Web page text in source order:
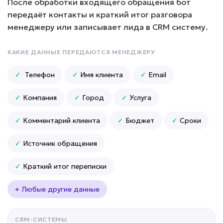
работу с отзывами
• До +20% рейтинга компании за счет
быстрой реакции
Срок реализации
ИИ-куратор обучения
Задача: Отвечает на вопросы учеников
по урокам и домашним заданиям,
помогает ориентироваться в программе
проверяет выполнение заданий по
После обработки входящего обращения бот
передаёт контакты и краткий итог разговора
менеджеру или записывает лида в CRM систему.
КАКИЕ ДАННЫЕ ПЕРЕДАЮТСЯ МЕНЕДЖЕРУ
✓ Телефон ✓ Имя клиента ✓ Email
✓ Компания ✓ Город ✓ Услуга
✓ Комментарий клиента ✓ Бюджет ✓ Сроки
✓ Источник обращения
✓ Краткий итог переписки
+ Любые другие данные
CRM-СИСТЕМЫ